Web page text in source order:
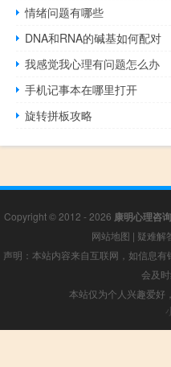
情绪问题有哪些
DNA和RNA的碱基如何配对
我感觉我心理有问题怎么办
手机记事本在哪里打开
旋转拼板攻略
Copyright © 2012 - 2026 康明心理咨询
网站地图 | 疑难解
声明：本站内容来自互联网，如信息
会及
本站仅为个人兴趣爱好